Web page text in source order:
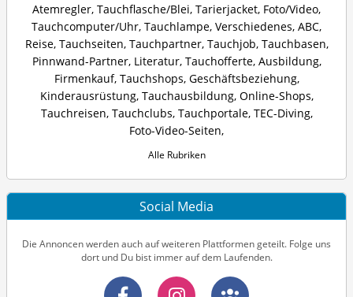
Atemregler, Tauchflasche/Blei, Tarierjacket, Foto/Video,
Tauchcomputer/Uhr, Tauchlampe, Verschiedenes, ABC,
Reise, Tauchseiten, Tauchpartner, Tauchjob, Tauchbasen,
Pinnwand-Partner, Literatur, Tauchofferte, Ausbildung,
Firmenkauf, Tauchshops, Geschäftsbeziehung,
Kinderausrüstung, Tauchausbildung, Online-Shops,
Tauchreisen, Tauchclubs, Tauchportale, TEC-Diving,
Foto-Video-Seiten,
Alle Rubriken
Social Media
Die Annoncen werden auch auf weiteren Plattformen geteilt. Folge uns
dort und Du bist immer auf dem Laufenden.